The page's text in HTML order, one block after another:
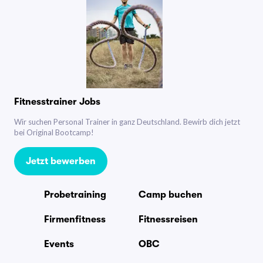
Fitnesstrainer Jobs
Wir suchen Personal Trainer in ganz Deutschland. Bewirb dich jetzt
bei Original Bootcamp!
Jetzt bewerben
Probetraining Camp buchen
Firmenfitness Fitnessreisen
Events OBC